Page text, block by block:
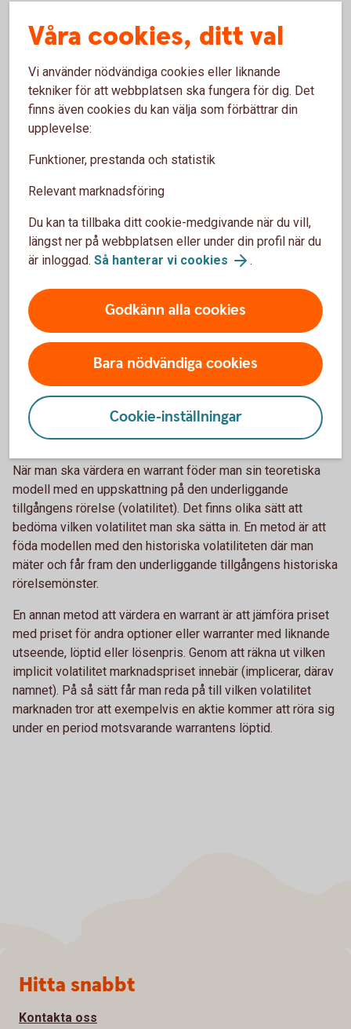
Ger:
Breakeven = 3 x 10 + 100 = 130 kronor
Exemplet visar att aktiekursen måste vara 130 kronor på
slutdagen för att den aktuella warranten skall uppnå
breakeven.
Delta
Delta är ett mått som anger hur mycket prised på en warrant
ska röra sig vid en enhets förändring i underliggandes pris.
Ett delta på 0,5 betyder att när den underliggande
tillgångens pris rör sig en krona så rör sig warrantens med
på en warrants delta beror på aktiekurs i förhållande till
lösenkurs och återstående löptid. Ju kortare återstående
löptid och djupare in-the-money desto närmare delta 1
kommer en warrant. För turbowarranter är deltat i praktiken
1 under hela löptiden.
Implicit volatilitet
När man ska värdera en warrant föder man sin teoretiska
modell med en uppskattning på den underliggande
tillgångens rörelse (volatilitet). Det finns olika sätt att
bedöma vilken volatilitet man ska sätta in. En metod är att
föda modellen med den historiska volatiliteten där man
mäter och får fram den underliggande tillgångens historiska
rörelsemönster.
En annan metod att värdera en warrant är att jämföra priset
med priset för andra optioner eller warranter med liknande
utseende, löptid eller lösenpris. Genom att räkna ut vilken
implicit volatilitet marknadspriset innebär (implicerar, därav
namnet). På så sätt får man reda på till vilken volatilitet
marknaden tror att exempelvis en aktie kommer att röra sig
under en period motsvarande warrantens löptid.
Våra cookies, ditt val
Vi använder nödvändiga cookies eller liknande
tekniker för att webbplatsen ska fungera för dig. Det
finns även cookies du kan välja som förbättrar din
upplevelse:
Funktioner, prestanda och statistik
Relevant marknadsföring
Du kan ta tillbaka ditt cookie-medgivande när du vill,
längst ner på webbplatsen eller under din profil när du
är inloggad. Så hanterar vi cookies .
Godkänn alla cookies
Bara nödvändiga cookies
Cookie-inställningar
Sidfot
Hitta snabbt
Kontakta oss